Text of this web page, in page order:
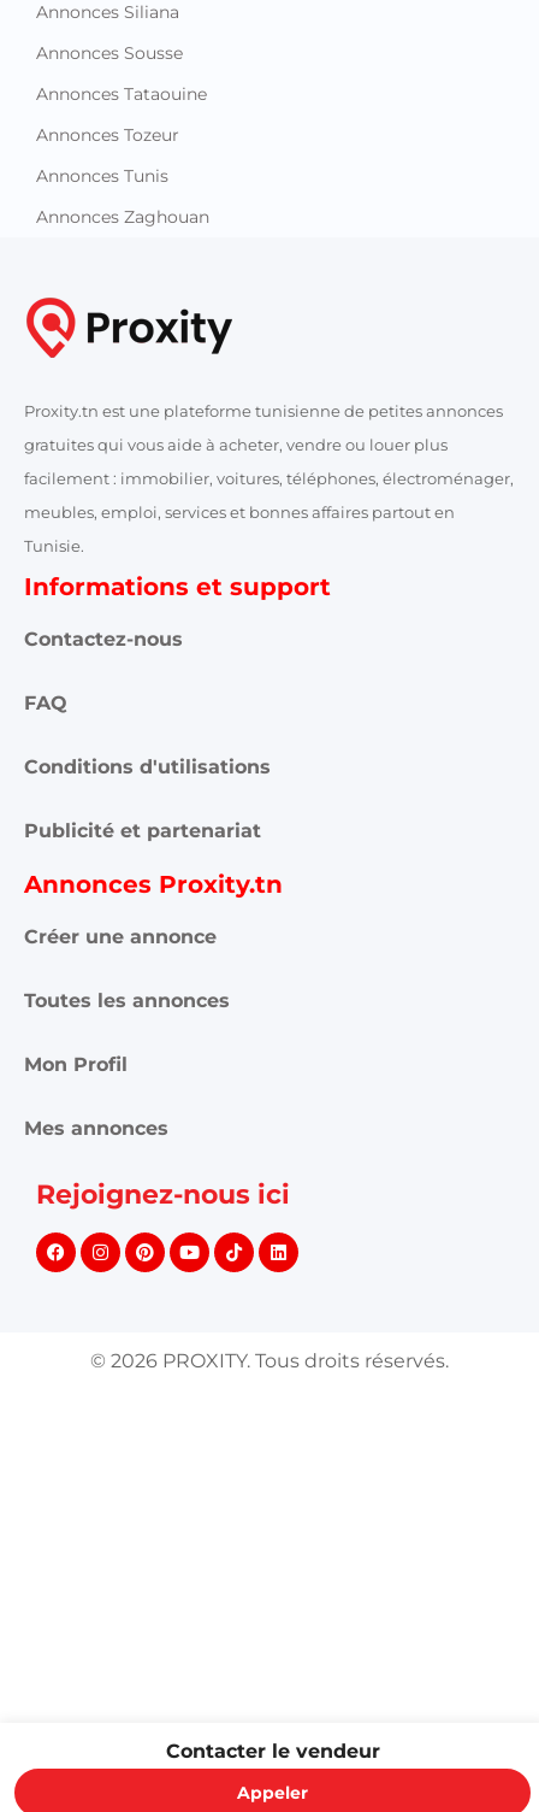
Contacter le vendeur
Appeler
Annonces Siliana
Annonces Sousse
Annonces Tataouine
Annonces Tozeur
Annonces Tunis
Annonces Zaghouan
Proxity.tn est une plateforme tunisienne de petites annonces
gratuites qui vous aide à acheter, vendre ou louer plus
facilement : immobilier, voitures, téléphones, électroménager,
meubles, emploi, services et bonnes affaires partout en
Tunisie.
Informations et support
Contactez-nous
FAQ
Conditions d'utilisations
Publicité et partenariat
Annonces Proxity.tn
Créer une annonce
Toutes les annonces
Mon Profil
Mes annonces
Rejoignez-nous ici
© 2026 PROXITY. Tous droits réservés.